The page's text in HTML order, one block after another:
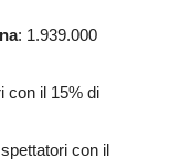
: 1.939.000
con il 15% di
con il